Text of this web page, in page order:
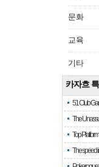
문화
교육
기타
카자흐
51 Club
The
Top
The speed